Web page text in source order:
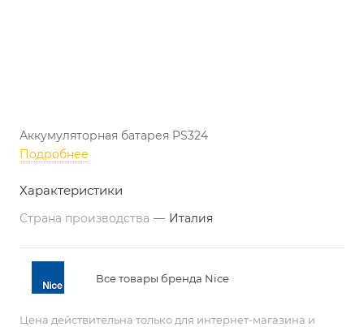
Аккумуляторная батарея PS324
Подробнее
Характеристики
Страна производства — Италия
Все товары бренда Nice
Цена действительна только для интернет-магазина и